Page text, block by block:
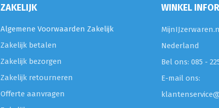
ZAKELIJK
Algemene Voorwaarden Zakelijk
Zakelijk betalen
Zakelijk bezorgen
Zakelijk retourneren
Offerte aanvragen
WINKEL
Nederland
Bel ons: 085 -
E-mail ons: